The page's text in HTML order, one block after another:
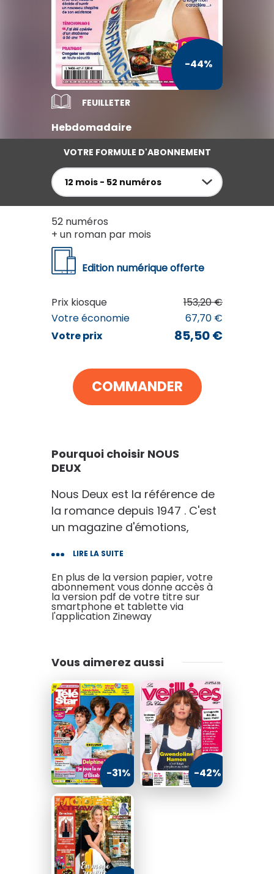
TV / Vie Pratique
Presse Professionnelle
Je l'éloigne des écrans
-44%
FEUILLETER
Hebdomadaire
VOTRE FORMULE D'ABONNEMENT
12 mois - 52 numéros
52 numéros
+ un roman par mois
Edition numérique offerte
Prix kiosque
153,20 €
Votre économie
67,70 €
Votre prix
85,50 €
COMMANDER
Pourquoi choisir NOUS
DEUX
Nous Deux est la référence de
la romance depuis 1947 . C'est
un magazine d'émotions,
accompagne ses lectrices
depuis des générations.
Chaque numéro, est un
rendez-vous hebdomadaire
avec des histoires d'amour, de
culture et de pratique, qui
Nous Deux est surtout connu
pour ses célèbres romans-
photos, qui racontent des
histoires d'amour pleines
d'émotion, de passion et de
rebondissements à travers
des images et des dialogues.
LIRE LA SUITE
En plus de la version papier, votre
abonnement vous donne accès à
la version pdf de votre titre sur
smartphone et tablette via
l'application Zineway
Vous aimerez aussi
-31% -42%
NOUS DEUX
85
VOIR MON PANIER